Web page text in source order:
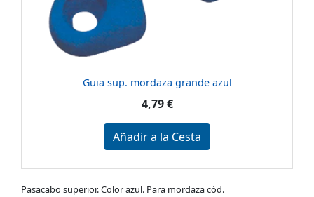
Guia sup. mordaza grande azul
4,79 €
Añadir a la Cesta
Pasacabo superior. Color azul. Para mordaza cód.